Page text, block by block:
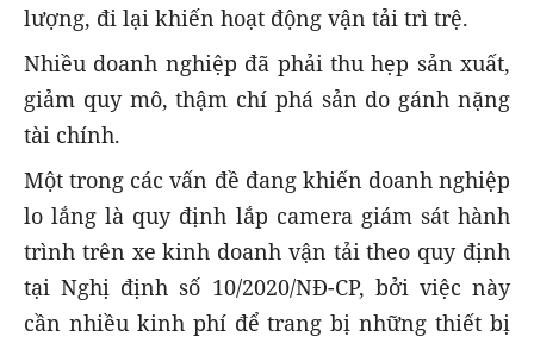
lượng, đi lại khiến hoạt động vận tải trì trệ.
Nhiều doanh nghiệp đã phải thu hẹp sản xuất,
giảm quy mô, thậm chí phá sản do gánh nặng
tài chính.
Một trong các vấn đề đang khiến doanh nghiệp
lo lắng là quy định lắp camera giám sát hành
trình trên xe kinh doanh vận tải theo quy định
tại Nghị định số 10/2020/NĐ-CP, bởi việc này
cần nhiều kinh phí để trang bị những thiết bị